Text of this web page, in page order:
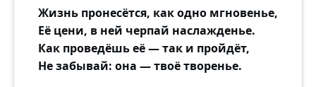
Жизнь пронесётся, как одно мгновенье,
Её цени, в ней черпай наслажденье.
Как проведёшь её — так и пройдёт,
Не забывай: она — твоё творенье.